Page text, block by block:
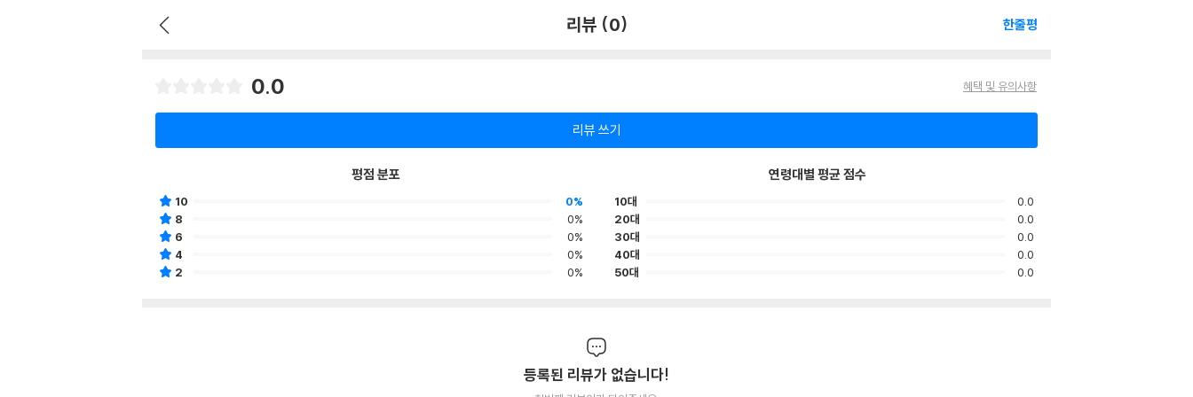
리뷰 (0) 한줄평
0.0 혜택 및 유의사항
리뷰 쓰기
평점 분포
10
0%
8
0%
6
0%
4
0%
2
0%
연령대별 평균 점수
10대
0.0
20대
0.0
30대
0.0
40대
0.0
50대
0.0
등록된 리뷰가 없습니다!